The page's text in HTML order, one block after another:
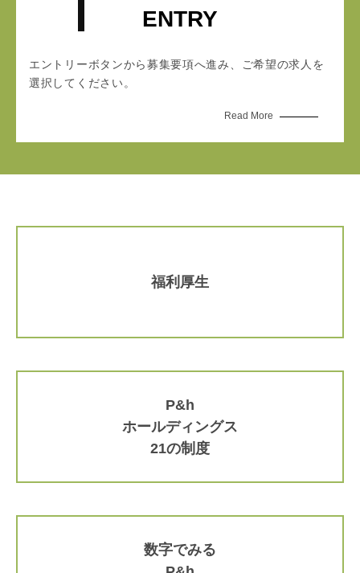
ENTRY
エントリーボタンから募集要項へ進み、ご希望の求人を
選択してください。
Read More
福利厚生
P&h
ホールディングス
21の制度
数字でみる